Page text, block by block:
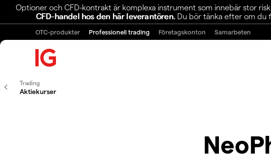
Optioner och CFD-kontrakt är komplexa instrument som innebär stor
CFD-handel hos den här leverantören. Du bör tänka efter om du
OTC-produkter Professionell trading Företagskonton Samarbeten
Trading
Aktiekurser